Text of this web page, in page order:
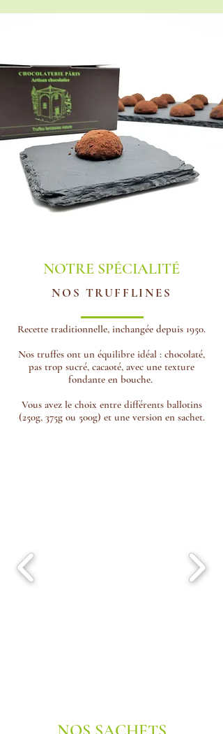
NOTRE SPÉCIALITÉ
NOS TRUFFLINES
Recette traditionnelle, inchangée depuis 1950.
Nos truffes ont un équilibre idéal : chocolaté,
pas trop sucré, cacaoté, avec une texture
fondante en bouche.
Vous avez le choix entre différents ballotins
(250g, 375g ou 500g) et une version en sachet.